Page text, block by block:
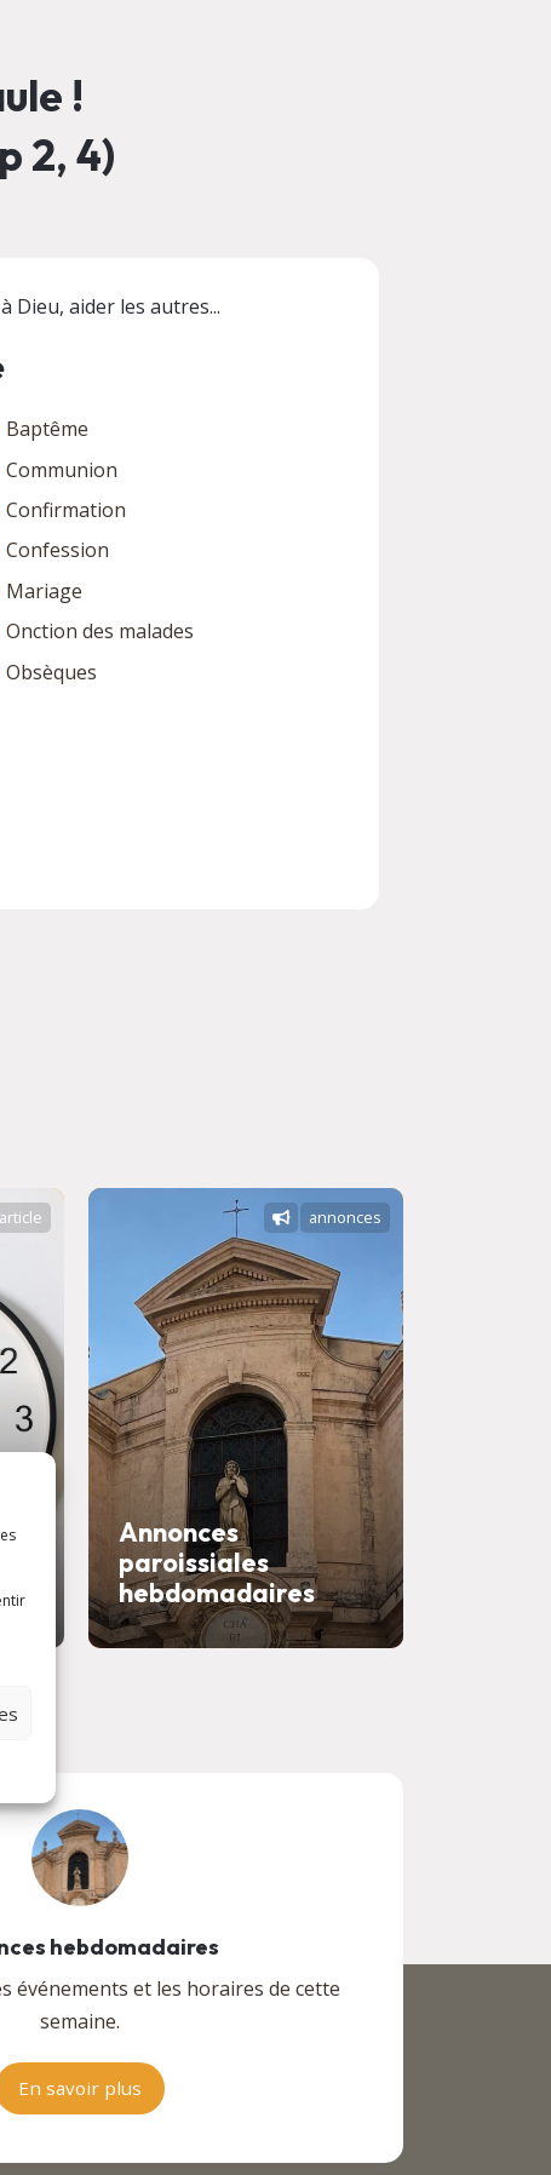
!
2, 4)
aider les autres...
Baptême
Communion
Confirmation
Confession
Mariage
Onction des malades
Obsèques
article
Annonces
paroissiales
hebdomadaires
annonces
hebdomadaires
événements et les horaires de cette
semaine.
En savoir plus